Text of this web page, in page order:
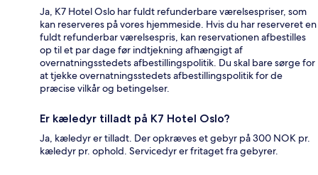
Ja, K7 Hotel Oslo har fuldt refunderbare værelsespriser, som
kan reserveres på vores hjemmeside. Hvis du har reserveret en
fuldt refunderbar værelsespris, kan reservationen afbestilles
op til et par dage før indtjekning afhængigt af
overnatningsstedets afbestillingspolitik. Du skal bare sørge for
at tjekke overnatningsstedets afbestillingspolitik for de
præcise vilkår og betingelser.
Er kæledyr tilladt på K7 Hotel Oslo?
Ja, kæledyr er tilladt. Der opkræves et gebyr på 300 NOK pr.
kæledyr pr. ophold. Servicedyr er fritaget fra gebyrer.